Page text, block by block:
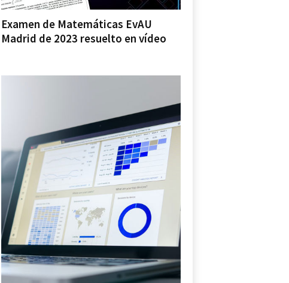
Examen de Matemáticas EvAU
Madrid de 2023 resuelto en vídeo